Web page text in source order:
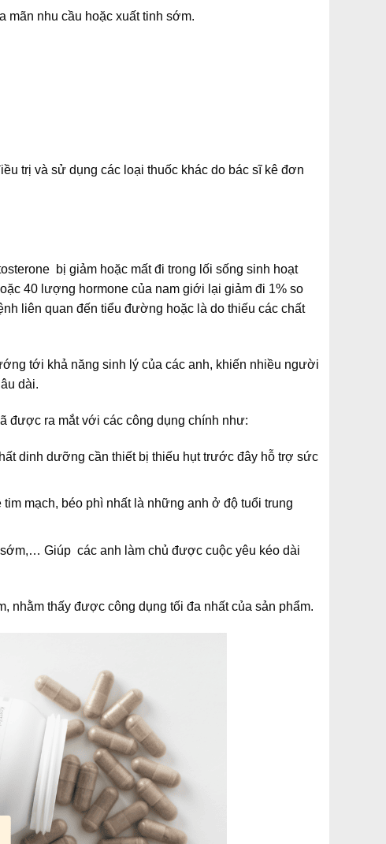
mãn nhu cầu hoặc xuất tinh sớm.
trị và sử dụng các loại thuốc khác do bác sĩ kê đơn
bị giảm hoặc mất đi trong lối sống sinh hoạt
40 lượng hormone của nam giới lại giảm đi 1% so
liên quan đến tiểu đường hoặc là do thiếu các chất
tới khả năng sinh lý của các anh, khiến nhiều người
dài.
được ra mắt với các công dụng chính như:
dinh dưỡng cần thiết bị thiếu hụt trước đây hỗ trợ sức
mạch, béo phì nhất là những anh ở độ tuổi trung
Giúp các anh làm chủ được cuộc yêu kéo dài
nhằm thấy được công dụng tối đa nhất của sản phẩm.